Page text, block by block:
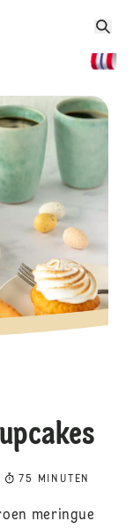
5.0. Click to rate.
75 MINUTEN
meringue